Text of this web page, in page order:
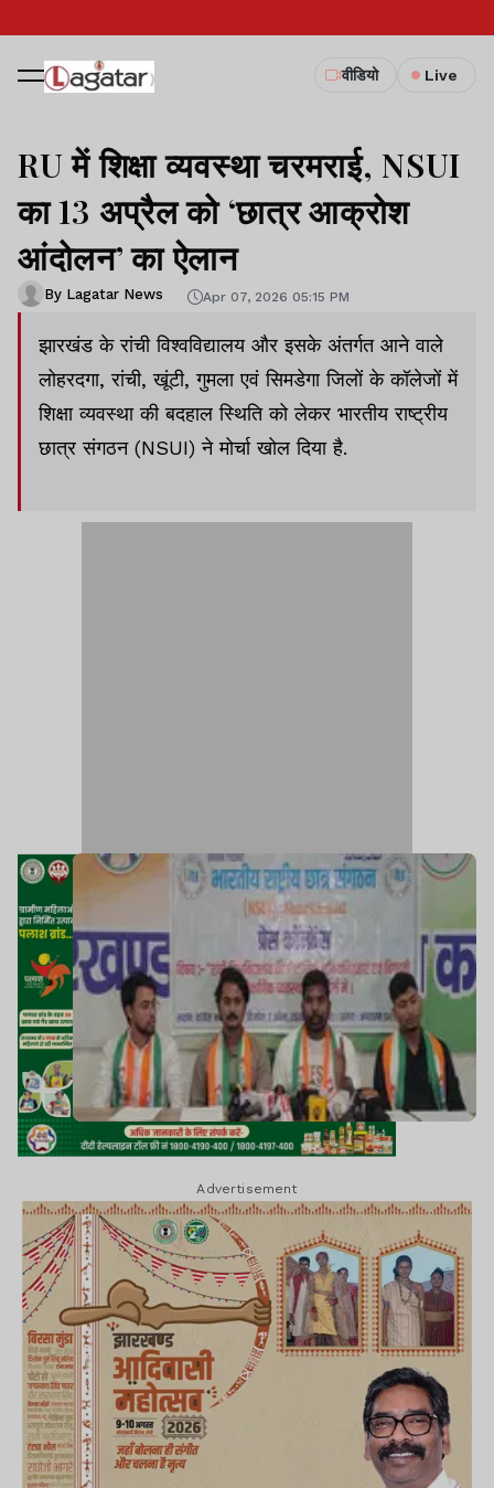
वीडियो Live
RU में शिक्षा व्यवस्था चरमराई, NSUI
का 13 अप्रैल को ‘छात्र आक्रोश
आंदोलन’ का ऐलान
By Lagatar News Apr 07, 2026 05:15 PM
झारखंड के रांची विश्वविद्यालय और इसके अंतर्गत आने वाले
लोहरदगा, रांची, खूंटी, गुमला एवं सिमडेगा जिलों के कॉलेजों में
शिक्षा व्यवस्था की बदहाल स्थिति को लेकर भारतीय राष्ट्रीय
छात्र संगठन (NSUI) ने मोर्चा खोल दिया है.
Advertisement